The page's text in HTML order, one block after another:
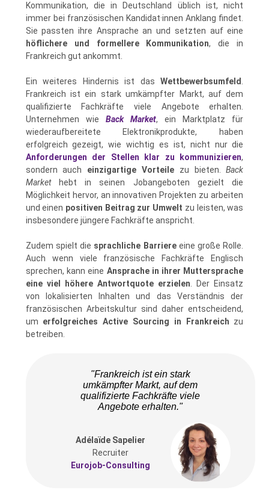
Kommunikation, die in Deutschland üblich ist, nicht
immer bei französischen Kandidat·innen Anklang findet.
Sie passten ihre Ansprache an und setzten auf eine
höflichere und formellere Kommunikation, die in
Frankreich gut ankommt.
Ein weiteres Hindernis ist dasWettbewerbsumfeld.
Frankreich ist ein stark umkämpfter Markt, auf dem
qualifizierte Fachkräfte viele Angebote erhalten.
Unternehmen wie Back Market, ein Marktplatz für
wiederaufbereitete Elektronikprodukte, haben
erfolgreich gezeigt, wie wichtig es ist, nicht nur die
Anforderungen der Stellen klar zu kommunizieren,
sondern auch einzigartige Vorteile zu bieten.Back
Markethebt in seinen Jobangeboten gezielt die
Möglichkeit hervor, an innovativen Projekten zu arbeiten
und einen positiven Beitrag zur Umwelt zu leisten, was
insbesondere jüngere Fachkräfte anspricht.
Zudem spielt die sprachliche Barriereeine große Rolle.
Auch wenn viele französische Fachkräfte Englisch
sprechen, kann eine Ansprache in ihrer Muttersprache
eine viel höhere Antwortquote erzielen. Der Einsatz
von lokalisierten Inhalten und das Verständnis der
französischen Arbeitskultur sind daher entscheidend,
um erfolgreiches Active Sourcing in Frankreich zu
betreiben.
"Frankreich ist ein stark
umkämpfter Markt, auf dem
qualifizierte Fachkräfte viele
Angebote erhalten."
Adélaïde Sapelier
Recruiter
Eurojob-Consulting